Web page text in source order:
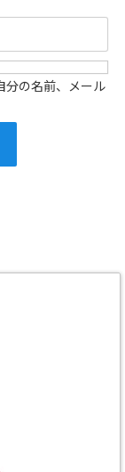
分の名前、メール